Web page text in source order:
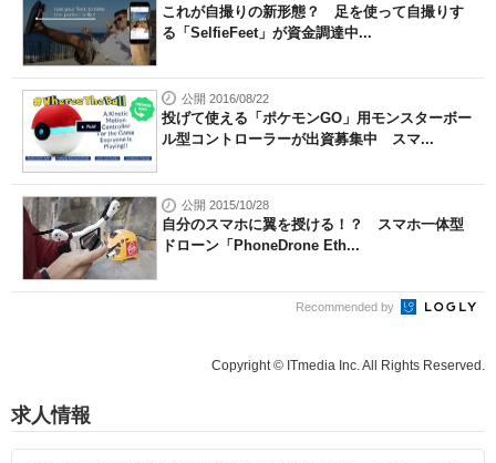
これが自撮りの新形態？ 足を使って自撮りす
る「SelfieFeet」が資金調達中...
公開 2016/08/22
投げて使える「ポケモンGO」用モンスターボー
ル型コントローラーが出資募集中 スマ...
公開 2015/10/28
自分のスマホに翼を授ける！？ スマホ一体型
ドローン「PhoneDrone Eth...
Recommended by
Copyright © ITmedia Inc. All Rights Reserved.
求人情報